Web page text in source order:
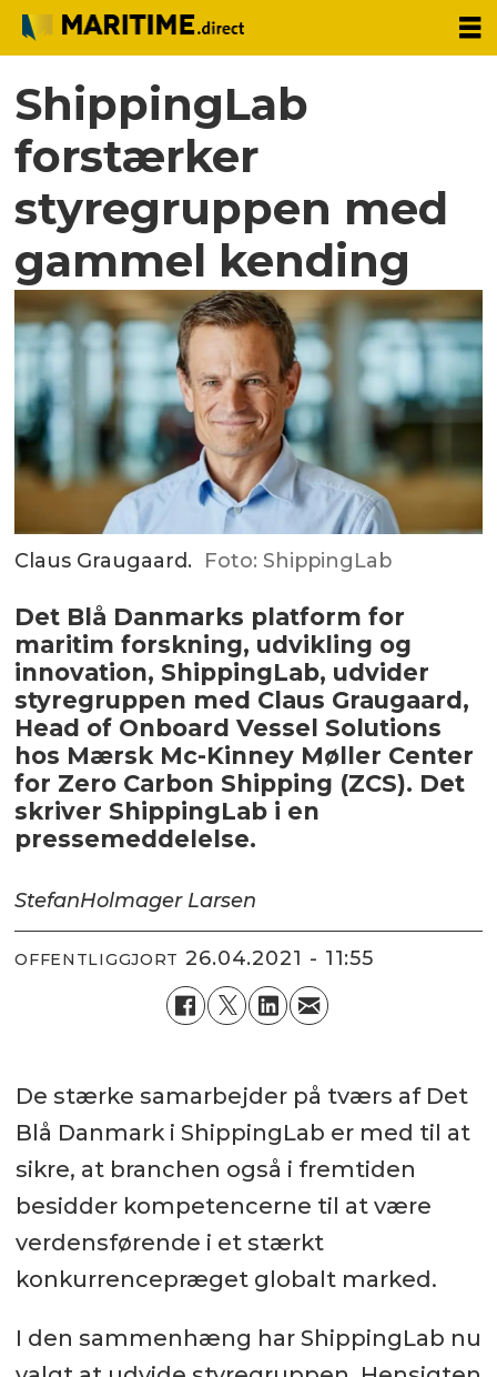
ShippingLab
forstærker
styregruppen med
gammel kending
Claus Graugaard. Foto: ShippingLab
Det Blå Danmarks platform for
maritim forskning, udvikling og
innovation, ShippingLab, udvider
styregruppen med Claus Graugaard,
Head of Onboard Vessel Solutions
hos Mærsk Mc-Kinney Møller Center
for Zero Carbon Shipping (ZCS). Det
skriver ShippingLab i en
pressemeddelelse.
StefanHolmager Larsen
OFFENTLIGGJORT 26.04.2021 - 11:55
De stærke samarbejder på tværs af Det
Blå Danmark i ShippingLab er med til at
sikre, at branchen også i fremtiden
besidder kompetencerne til at være
verdensførende i et stærkt
konkurrencepræget globalt marked.
I den sammenhæng har ShippingLab nu